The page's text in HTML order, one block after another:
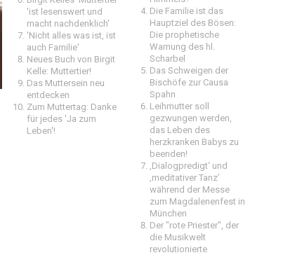
'ist lesenswert und
macht nachdenklich'
'Nicht alles was ist, ist
auch Familie'
Neues Buch von Birgit
Kelle: Muttertier!
Das Muttersein neu
entdecken
Zum Muttertag: Danke
für jedes 'Ja zum
Leben'!
Die Familie ist das
Hauptziel des Bösen:
Die prophetische
Warnung des hl.
Scharbel
Das Schweigen der
Bischöfe zur Causa
Spahn
Leihmutter soll
gezwungen werden,
das Leben des
herzkranken Babys zu
beenden!
‚Dialogpredigt‘ und
‚meditativer Tanz’
während der Messe
zum Magdalenenfest in
München
Der "rote Priester", der
die Musikwelt
revolutionierte